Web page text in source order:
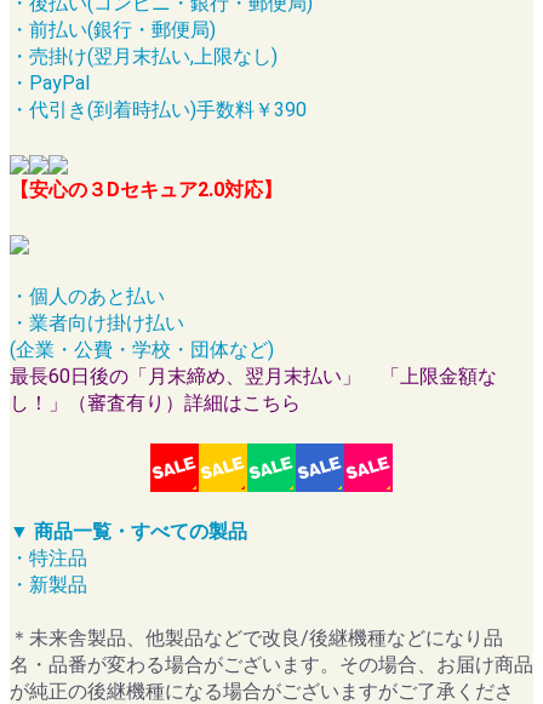
・前払い(銀行・郵便局)
・売掛け(翌月末払い,上限なし)
・PayPal
・代引き(到着時払い)手数料￥390
【安心の３Dセキュア2.0対応】
・個人のあと払い
・業者向け掛け払い
(企業・公費・学校・団体など)
最長60日後の「月末締め、翌月末払い」 「上限金額な
し！」（審査有り）詳細はこちら
▼ 商品一覧・すべての製品
・特注品
・新製品
＊未来舎製品、他製品などで改良/後継機種などになり品
名・品番が変わる場合がございます。その場合、お届け商品
が純正の後継機種になる場合がございますがご了承くださ